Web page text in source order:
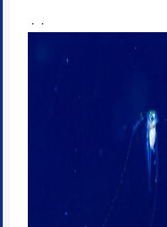
・・